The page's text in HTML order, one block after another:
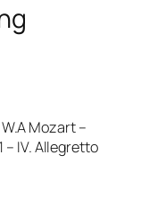
Mozart –
– IV. Allegretto